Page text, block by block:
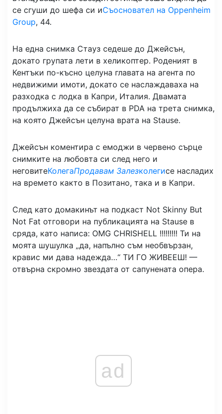
се сгуши до шефа си иСъосновател на Oppenheim
Group, 44.
На една снимка Стауз седеше до Джейсън,
докато групата лети в хеликоптер. Роденият в
Кентъки по-късно целуна главата на агента по
недвижими имоти, докато се наслаждаваха на
разходка с лодка в Капри, Италия. Двамата
продължиха да се събират в PDA на трета снимка,
на която Джейсън целуна врата на Stause.
Джейсън коментира с емоджи в червено сърце
снимките на любовта си след него и
неговитеКолегаПродавам Залезколегисе насладих
на времето както в Позитано, така и в Капри.
След като домакинът на подкаст Not Skinny But
Not Fat отговори на публикацията на Stause в
сряда, като написа: OMG CHRISHELL !!!!!!!!! Ти на
моята шушулка „да, напълно съм необвързан,
кравис ми дава надежда…“ ТИ ГО ЖИВЕЕШ! —
отвърна скромно звездата от сапунената опера.
ad